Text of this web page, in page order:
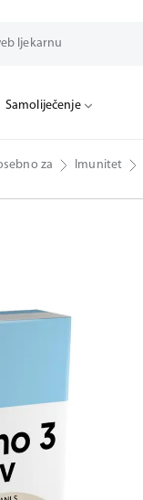
Samoliječenje
za Imunitet